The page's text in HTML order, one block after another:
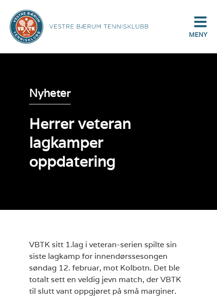
MENY
Nyheter
Herrer veteran
lagkamper
oppdatering
VBTK sitt 1.lag i veteran-serien spilte sin
siste lagkamp for innendørssesongen
søndag 12. februar, mot Kolbotn. Det ble
totalt sett en veldig jevn match, der VBTK
til slutt vant oppgjøret på små marginer.